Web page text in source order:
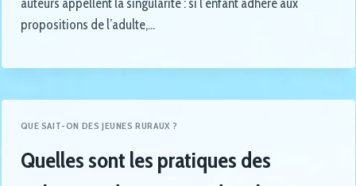
propositions de l’adulte,…
QUE SAIT-ON DES JEUNES RURAUX ?
Quelles sont les pratiques des